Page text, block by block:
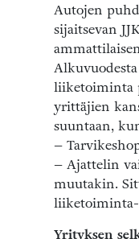
Autojen
sijaitsevan
liiketoiminta
yrittäjien
suuntaan,
–
– Ajattelin
muutakin.
liiketoiminta-
Yrityksen